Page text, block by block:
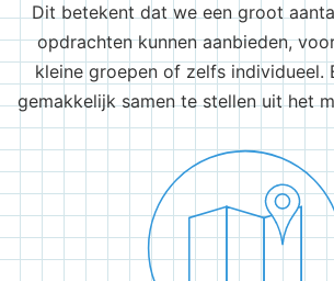
Dit betekent dat we een groot
opdrachten kunnen aanbieden,
kleine groepen of zelfs individueel.
gemakkelijk samen te stellen uit het